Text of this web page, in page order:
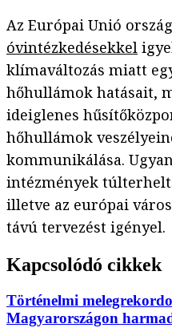
Az Európai Unió
óvintézkedésekkel
klímaváltozás miatt
hőhullámok hatásait,
ideiglenes
hőhullámok
kommunikálása.
intézmények
illetve az európai
távú tervezést igényel.
Kapcsolódó cikkek
Történelmi
Magyarországon